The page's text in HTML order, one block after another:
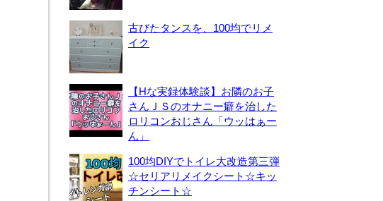
古びたタンスを、100均でリメ
イク
【Hな実録体験談】お隣のお子
さんＪＳのオナニー癖を治した
ロリコンおじさん「ウッはぁー
ん」
100均DIYでトイレ大改造第三弾
☆セリアリメイクシート☆キッ
チンシート☆